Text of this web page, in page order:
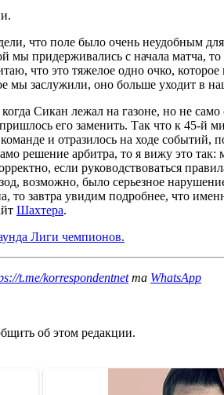
что поле было очень неудобным
мы придерживались с начала матча,
что это тяжелое одно очко,
мы заслужили, оно больше уходит в
Сикан лежал на газоне, но не само
его заменить. Так что к 45-й
и отразилось на ходе событий,
решение арбитра, то я вижу это
если руководствоваться
возможно, было серьезное
то завтра увидим подробнее, что
Шахтера.
Лиги чемпионов.
t.me/korrespondentnetта WhatsApp
об этом редакции.